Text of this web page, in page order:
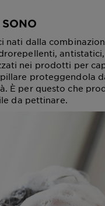
nati dalla
nei prodotti per
proteggendola
È per questo che
da pettinare.